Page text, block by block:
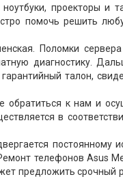
проекторы и
помочь решить
Поломки
диагностику.
талон,
к нам и
в
постоянному
телефонов Asus
предложить срочный